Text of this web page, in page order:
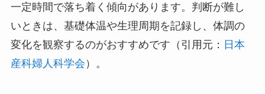
一定時間で落ち着く傾向があります。判断が難し
いときは、基礎体温や生理周期を記録し、体調の
変化を観察するのがおすすめです（引用元： 日本
産科婦人科学会 ）。